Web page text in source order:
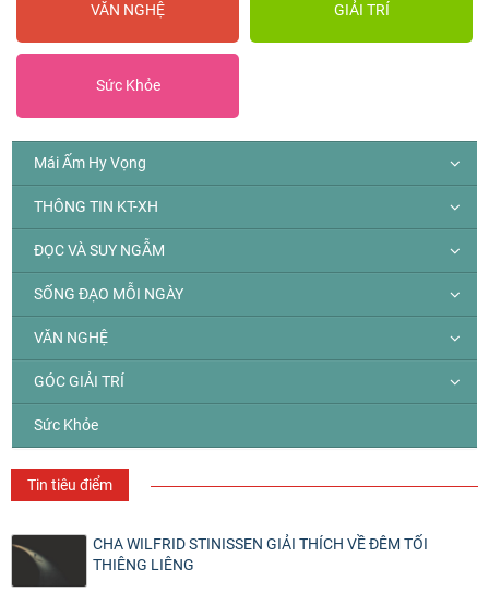
VĂN NGHỆ GIẢI TRÍ
Sức Khỏe
Mái Ấm Hy Vọng
THÔNG TIN KT-XH
ĐỌC VÀ SUY NGẪM
SỐNG ĐẠO MỖI NGÀY
VĂN NGHỆ
GÓC GIẢI TRÍ
Sức Khỏe
Tin tiêu điểm
CHA WILFRID STINISSEN GIẢI THÍCH VỀ ĐÊM TỐI
THIÊNG LIÊNG